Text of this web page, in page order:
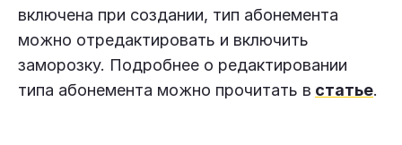
включена при создании, тип абонемента
можно отредактировать и включить
заморозку. Подробнее о редактировании
типа абонемента можно прочитать в статье.